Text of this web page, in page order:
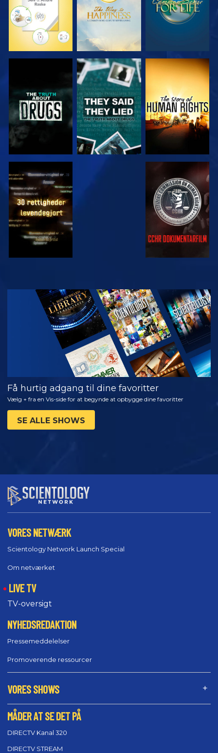
SE SE
SE SE
SE
UDFORSK
SERIEN
Få hurtig adgang til dine favoritter
Vælg + fra en Vis-side for at begynde at opbygge dine favoritter
SE ALLE SHOWS
VORES NETWÆRK
Scientology Network Launch Special
Om netværket
LIVE TV
TV-oversigt
NYHEDSREDAKTION
Pressemeddelelser
Promoverende ressourcer
VORES SHOWS
MÅDER AT SE DET PÅ
DIRECTV Kanal 320
DIRECTV STREAM